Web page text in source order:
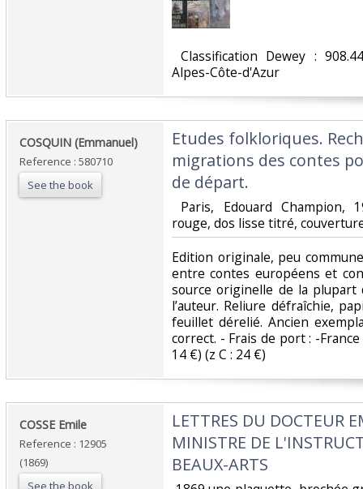
Classification Dewey :
Alpes-Côte-d'Azur‎
‎COSQUIN (Emmanuel)‎
Reference : 580710
See the book
‎Etudes folkloriques.
migrations des contes
de départ.‎
Paris, Edouard Champion,
rouge, dos lisse titré,
‎Edition originale, peu
entre contes européens et
source originelle de la plupart
l’auteur. Reliure défraîchie,
feuillet dérelié. Ancien
correct. - Frais de port : -
14 €) (z C : 24 €) ‎
‎COSSE Emile ‎
Reference : 12905
(1869)
See the book
‎LETTRES DU DOCTEUR
MINISTRE DE
BEAUX-ARTS‎